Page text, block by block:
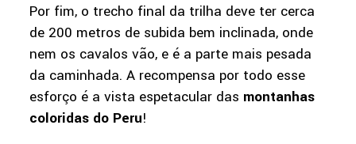
Por fim, o trecho final da trilha deve ter cerca
de 200 metros de subida bem inclinada, onde
nem os cavalos vão, e é a parte mais pesada
da caminhada. A recompensa por todo esse
esforço é a vista espetacular das montanhas
coloridas do Peru!